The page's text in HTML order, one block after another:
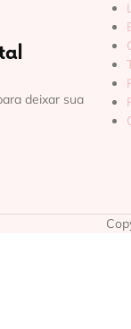
deixar sua